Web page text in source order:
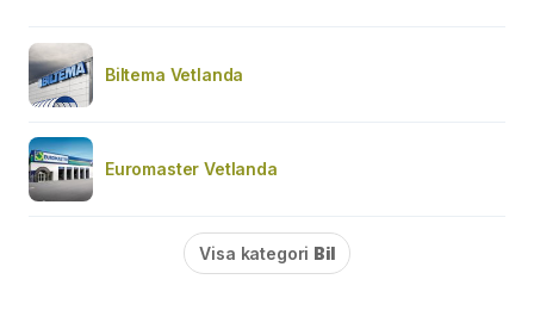
Biltema Vetlanda
Euromaster Vetlanda
Visa kategori Bil